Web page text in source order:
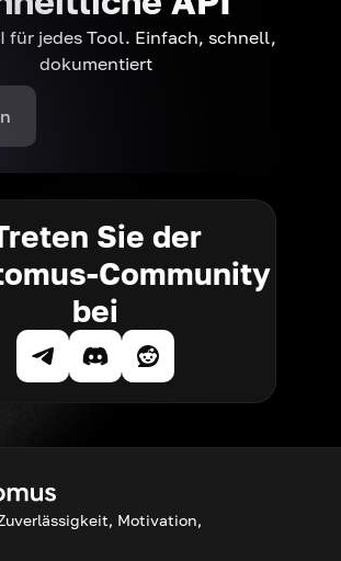
für jedes Tool. Einfach, schnell,
dokumentiert
Sie der
Community
bei
Motivation,